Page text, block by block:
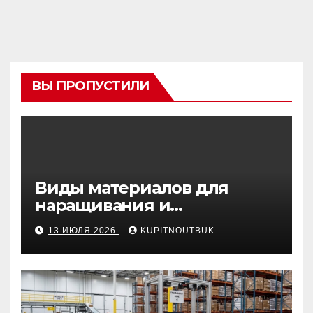
ВЫ ПРОПУСТИЛИ
Виды материалов для
наращивания и
моделирования ногтей
13 ИЮЛЯ 2026 KUPITNOUTBUK